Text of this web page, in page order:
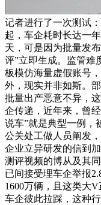
记者进行了一次测试
起，车企耗时长达一
天，可是因为批量发
评”立即生成。监管难
板模仿海量虚假账号
外，现实并非如斯。
批量出产恶意不异，
企传递，近年来，曾
说车”就是典型一例，
公关处工做人员阐发
企业立异研发的信到
测评视频的博从及其
已间接受理车企举报
1600万辆，且这类大
车企彼此拉踩，这种